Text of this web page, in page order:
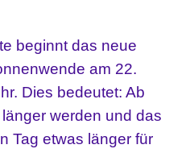
beginnt das neue
am 22.
Dies bedeutet: Ab
werden und das
Tag etwas länger für